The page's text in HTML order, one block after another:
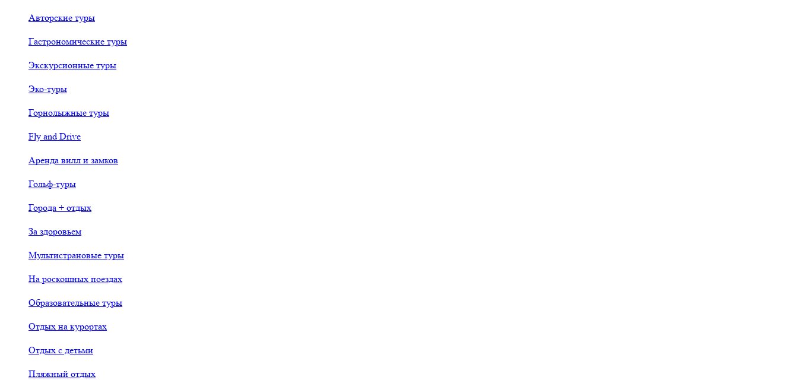
Авторские туры
Гастрономические туры
Экскурсионные туры
Эко-туры
Горнолыжные туры
Fly and Drive
Аренда вилл и замков
Гольф-туры
Города + отдых
За здоровьем
Мультистрановые туры
На роскошных поездах
Образовательные туры
Отдых на курортах
Отдых с детьми
Пляжный отдых